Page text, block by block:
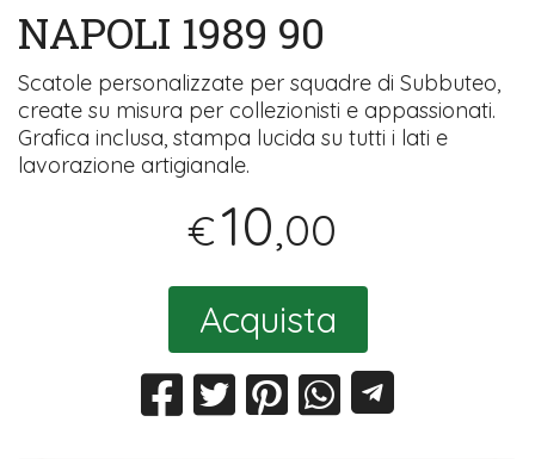
NAPOLI 1989 90
Scatole personalizzate per squadre di Subbuteo,
create su misura per collezionisti e appassionati.
Grafica inclusa, stampa lucida su tutti i lati e
lavorazione artigianale.
€10,00
Acquista